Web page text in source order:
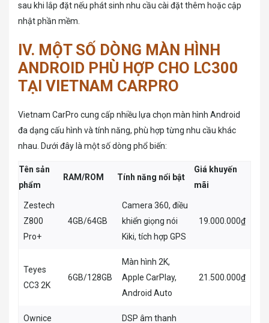
sau khi lắp đặt nếu phát sinh nhu cầu cài đặt thêm hoặc cập
nhật phần mềm.
IV. MỘT SỐ DÒNG MÀN HÌNH
ANDROID PHÙ HỢP CHO LC300
TẠI VIETNAM CARPRO
Vietnam CarPro cung cấp nhiều lựa chọn màn hình Android
đa dạng cấu hình và tính năng, phù hợp từng nhu cầu khác
nhau. Dưới đây là một số dòng phổ biến:
Tên sản
phẩm
RAM/ROM Tính năng nổi bật
Giá khuyến
mãi
Zestech
Z800
Pro+
4GB/64GB
Camera 360, điều
khiển giọng nói
Kiki, tích hợp GPS
19.000.000₫
Teyes
CC3 2K
6GB/128GB
Màn hình 2K,
Apple CarPlay,
Android Auto
21.500.000₫
Ownice DSP âm thanh